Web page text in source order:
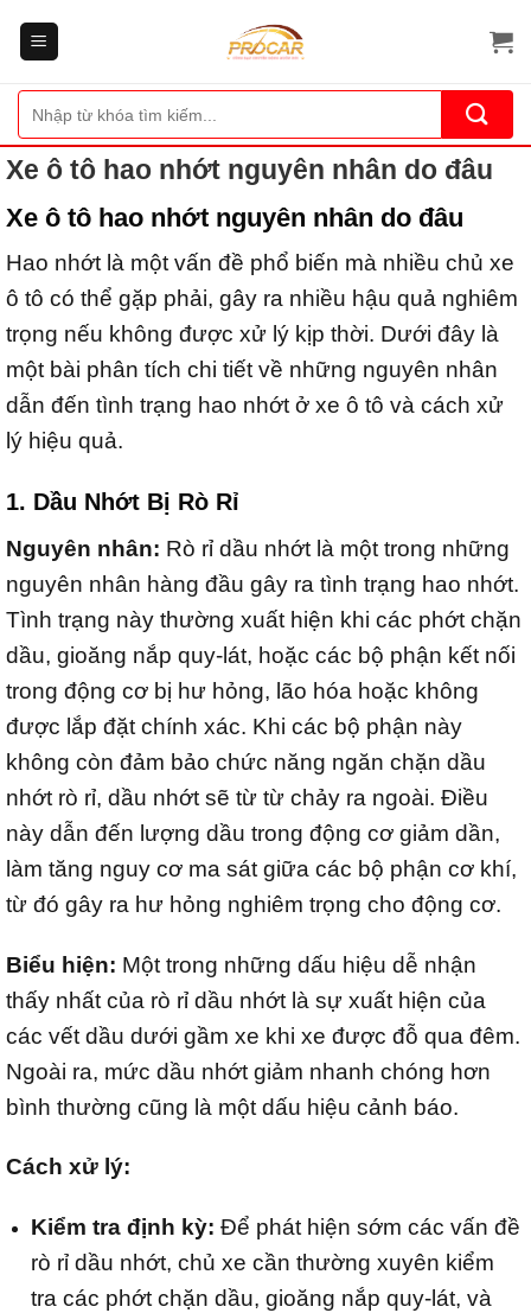
kiếm:
Xe ô tô hao nhớt nguyên nhân do đâu
Xe ô tô hao nhớt nguyên nhân do đâu
Hao nhớt là một vấn đề phổ biến mà nhiều chủ xe
ô tô có thể gặp phải, gây ra nhiều hậu quả nghiêm
trọng nếu không được xử lý kịp thời. Dưới đây là
một bài phân tích chi tiết về những nguyên nhân
dẫn đến tình trạng hao nhớt ở xe ô tô và cách xử
lý hiệu quả.
1. Dầu Nhớt Bị Rò Rỉ
Nguyên nhân: Rò rỉ dầu nhớt là một trong những
nguyên nhân hàng đầu gây ra tình trạng hao nhớt.
Tình trạng này thường xuất hiện khi các phớt chặn
dầu, gioăng nắp quy-lát, hoặc các bộ phận kết nối
trong động cơ bị hư hỏng, lão hóa hoặc không
được lắp đặt chính xác. Khi các bộ phận này
không còn đảm bảo chức năng ngăn chặn dầu
nhớt rò rỉ, dầu nhớt sẽ từ từ chảy ra ngoài. Điều
này dẫn đến lượng dầu trong động cơ giảm dần,
làm tăng nguy cơ ma sát giữa các bộ phận cơ khí,
từ đó gây ra hư hỏng nghiêm trọng cho động cơ.
Biểu hiện: Một trong những dấu hiệu dễ nhận
thấy nhất của rò rỉ dầu nhớt là sự xuất hiện của
các vết dầu dưới gầm xe khi xe được đỗ qua đêm.
Ngoài ra, mức dầu nhớt giảm nhanh chóng hơn
bình thường cũng là một dấu hiệu cảnh báo.
Cách xử lý:
Kiểm tra định kỳ: Để phát hiện sớm các vấn đề
rò rỉ dầu nhớt, chủ xe cần thường xuyên kiểm
tra các phớt chặn dầu, gioăng nắp quy-lát, và